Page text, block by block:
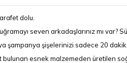
dolu.
seven arkadaşlarınız mı var?
şampanya şişelerinizi sadece 20
bulunan esnek malzemeden üretilen